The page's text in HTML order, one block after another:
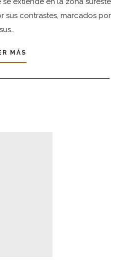
sus contrastes, marcados por
sus…
MÁS